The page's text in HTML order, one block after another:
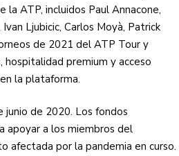
ATP, incluidos Paul Annacone,
Ljubicic, Carlos Moyà, Patrick
de 2021 del ATP Tour y
hospitalidad premium y acceso
la plataforma.
junio de 2020. Los fondos
apoyar a los miembros del
afectada por la pandemia en curso.